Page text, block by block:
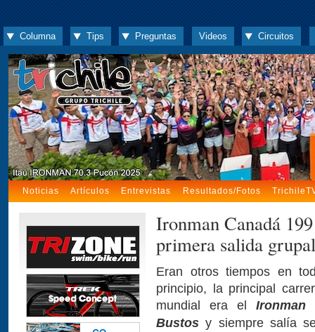
Columna Tips Preguntas Videos Circuitos
Noticias Artículos Entrevistas Resultados/Fotos
Ironman Canadá
primera salida
Eran otros tiempos en
principio, la principal
mundial era elIronman
Bustos y siempre salía